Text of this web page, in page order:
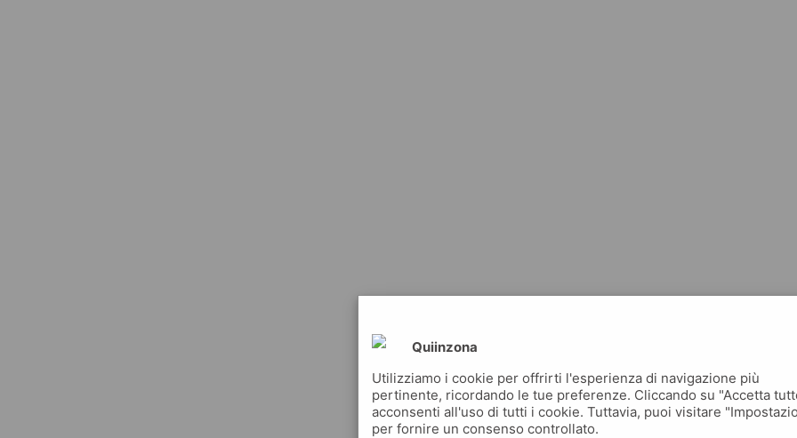
Quiinzona
Utilizziamo i cookie per offrirti l'esperienza di navigazione più
pertinente, ricordando le tue preferenze. Cliccando su "Accetta
acconsenti all'uso di tutti i cookie. Tuttavia, puoi visitare
per fornire un consenso controllato.